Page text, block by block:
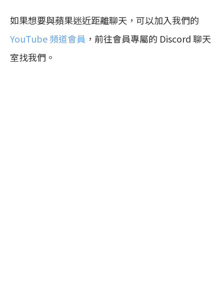
如果想要與蘋果迷近距離聊天，可以加入我們的
YouTube 頻道會員 ，前往會員專屬的 Discord 聊天
室找我們。